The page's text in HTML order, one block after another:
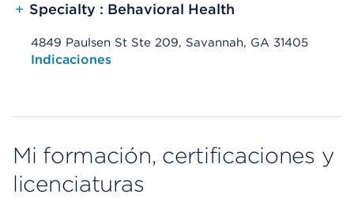
+ Specialty : Behavioral Health
4849 Paulsen St Ste 209, Savannah, GA 31405
Opens native map application on mobile devices
Indicaciones
Mi formación, certificaciones y
licenciaturas